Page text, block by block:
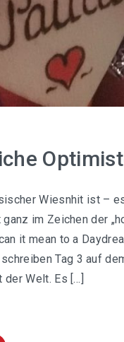
Wiesnhit ist –
im Zeichen der
it mean to a
Tag 3 auf
Welt. Es […]